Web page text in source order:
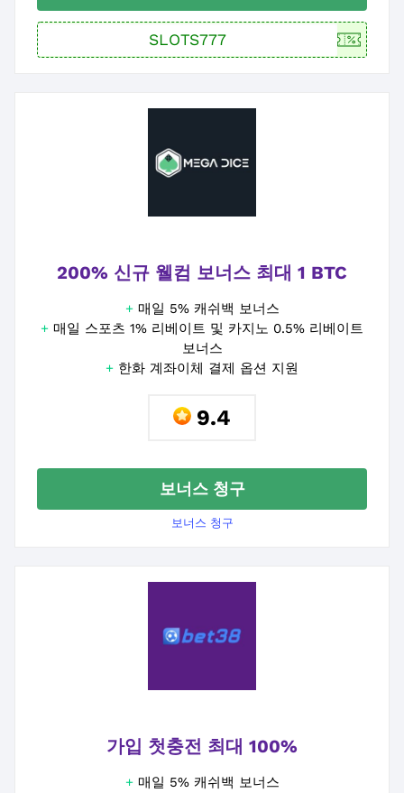
200% 신규 웰컴 보너스 최대 1 BTC
+ 매일 5% 캐쉬백 보너스
+ 매일 스포츠 1% 리베이트 및 카지노 0.5% 리베이트
보너스
+ 한화 계좌이체 결제 옵션 지원
9.4
보너스 청구
보너스 청구
가입 첫충전 최대 100%
+ 매일 5% 캐쉬백 보너스